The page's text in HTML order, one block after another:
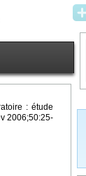
: étude
2006;50:25-